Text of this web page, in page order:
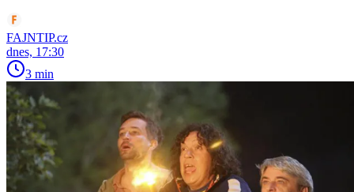
FAJNTIP.cz
dnes, 17:30
3 min